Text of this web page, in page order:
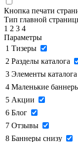
Кнопка печати
Тип главной
1 2 3 4
Параметры
1 Тизеры
2 Разделы каталога
3 Элементы каталога
4 Маленькие
5 Акции
6 Блог
7 Отзывы
8 Баннеры снизу